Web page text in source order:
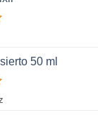
50 ml